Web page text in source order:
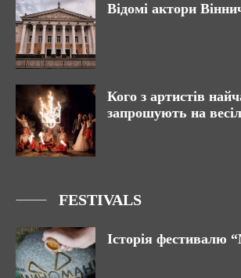
Відомі актори
Кого з артистів
запрошують на
FESTIVALS
Історія фестивалю